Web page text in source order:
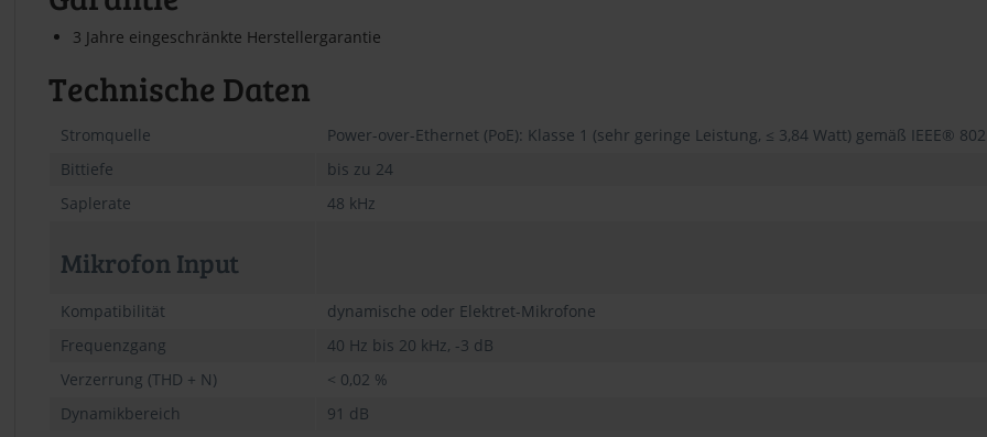
3 Jahre eingeschränkte Herstellergarantie
Technische Daten
Stromquelle
Power-over-Ethernet (PoE): Klasse 1 (sehr geringe Leistung, ≤ 3,84 Watt) gemäß IEEE®
Bittiefe
bis zu 24
Saplerate
48 kHz
Mikrofon Input
Kompatibilität
dynamische oder Elektret-Mikrofone
Frequenzgang
40 Hz bis 20 kHz, -3 dB
Verzerrung (THD + N)
< 0,02 %
Dynamikbereich
91 dB